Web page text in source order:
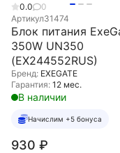
0.0
0
Артикул31474
Блок питания
350W UN350
(EX244552RUS)
Бренд: EXEGATE
Гарантия: 12 мес.
В наличии
Начислим +5 бонуса
930 ₽